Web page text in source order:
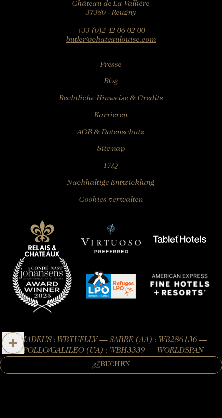
BUCHEN
Château de La Vallière
37380 - Reugny
+33 (0)2 42 06 02 00
butler@chateaulouise.com
Presse
Blog
Rechtliche Hinweise & Credits
Karrieren
AGB & Datenschutz
Sitemap
FAQ
Nachhaltige Entwicklung
Cookies verwalten
AMADEUS : WBTUFLLV — SABRE (AA) : WB286136 —
APOLLO/GALILEO (UA) : WBH3339 — WORLDSPAN
(TW) : WBTUFLV